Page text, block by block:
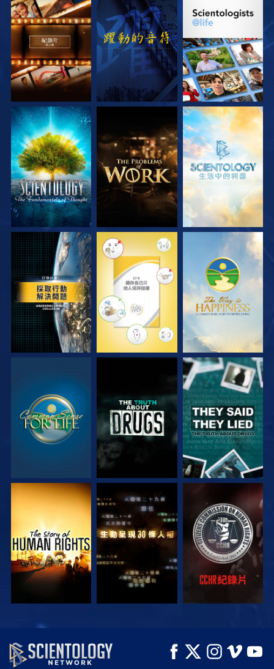
探索系列節目 觀看 探索系列節目
探索系列節目 探索系列節目 探索系列節目
觀看 觀看 觀看
觀看 觀看 觀看
觀看 觀看 觀看
觀看 探索系列節目